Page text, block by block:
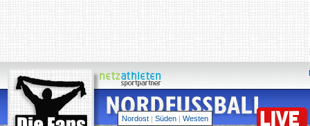
Nordost | Süden | Westen